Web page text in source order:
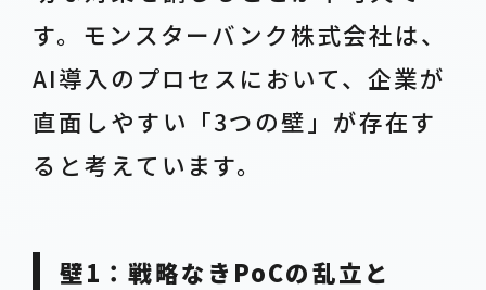
す。モンスターバンク株式会社は、
AI導入のプロセスにおいて、企業が
直面しやすい「3つの壁」が存在す
ると考えています。
壁1：戦略なきPoCの乱立と